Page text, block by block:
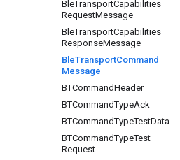
BleTransportCapabilities
RequestMessage
BleTransportCapabilities
ResponseMessage
BleTransportCommand
Message
BTCommandHeader
BTCommandTypeAck
BTCommandTypeTestData
BTCommandTypeTest
Request